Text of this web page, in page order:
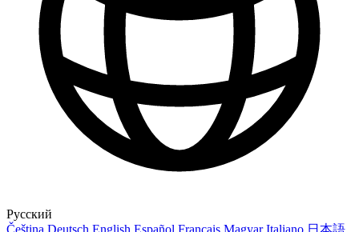
Русский
Čeština Deutsch English Español Français Magyar Italiano 日本語